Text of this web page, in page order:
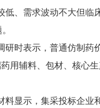
、需求波动不大但临
表示，普通仿制药
用辅料、包材、核心
示，集采投标企业